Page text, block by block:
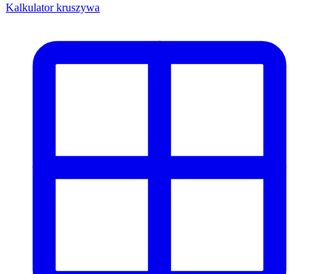
Kalkulator kruszywa